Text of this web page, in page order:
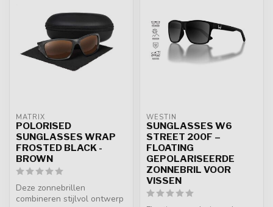
MATRIX
POLORISED
SUNGLASSES WRAP
FROSTED BLACK -
BROWN
Deze zonnebrillen
combineren stijlvol ontwerp
WESTIN
SUNGLASSES W6
STREET 200F –
FLOATING
GEPOLARISEERDE
ZONNEBRIL VOOR
VISSEN